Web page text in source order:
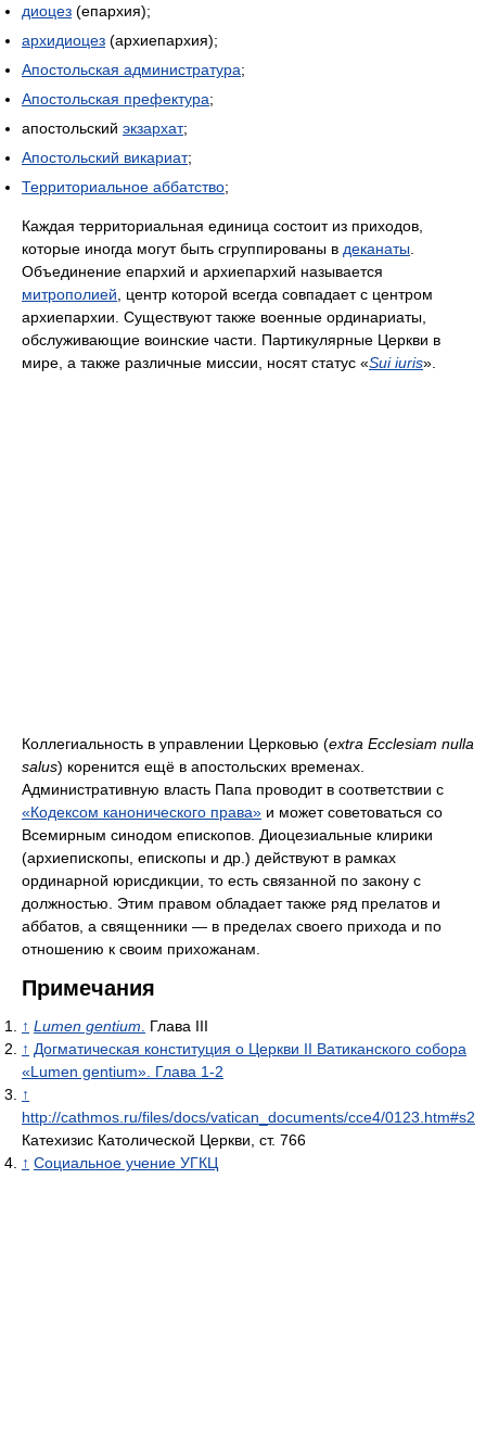
диоцез (епархия);
архидиоцез (архиепархия);
Апостольская администратура;
Апостольская префектура;
апостольский экзархат;
Апостольский викариат;
Территориальное аббатство;
Каждая территориальная единица состоит из приходов,
которые иногда могут быть сгруппированы в деканаты
Объединение епархий и архиепархий называется
митрополией , центр которой всегда совпадает с центром
архиепархии. Существуют также военные ординариаты,
обслуживающие воинские части. Партикулярные Церкви в
мире, а также различные миссии, носят статус «Sui iuris».
Коллегиальность в управлении Церковью (extra Ecclesiam nulla
salus) коренится ещё в апостольских временах.
Административную власть Папа проводит в соответствии с
«Кодексом канонического права» и может советоваться со
Всемирным синодом епископов. Диоцезиальные клирики
(архиепископы, епископы и др.) действуют в рамках
ординарной юрисдикции, то есть связанной по закону с
должностью. Этим правом обладает также ряд прелатов и
аббатов, а священники — в пределах своего прихода и по
отношению к своим прихожанам.
Примечания
↑ Lumen gentium
Глава III
↑ Догматическая конституция о Церкви II Ватиканского собора
«Lumen gentium». Глава 1-2
↑
http://cathmos.ru/files/docs/vatican_documents/cce4/0123.htm#s2
Катехизис Католической Церкви, ст. 766
↑ Социальное учение УГКЦ